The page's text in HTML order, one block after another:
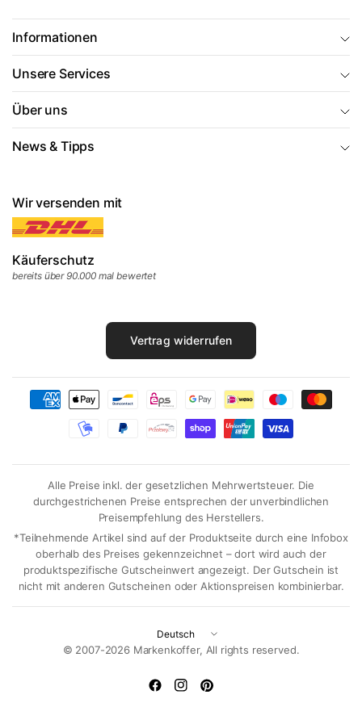
Informationen
Unsere Services
Über uns
News & Tipps
Wir versenden mit
Käuferschutz
bereits über 90.000 mal bewertet
Vertrag widerrufen
Alle Preise inkl. der gesetzlichen Mehrwertsteuer. Die
durchgestrichenen Preise entsprechen der unverbindlichen
Preisempfehlung des Herstellers.
*Teilnehmende Artikel sind auf der Produktseite durch eine Infobox
oberhalb des Preises gekennzeichnet – dort wird auch der
produktspezifische Gutscheinwert angezeigt. Der Gutschein ist
nicht mit anderen Gutscheinen oder Aktionspreisen kombinierbar.
Land/Region
aktualisieren
© 2007-2026 Markenkoffer, All rights reserved.